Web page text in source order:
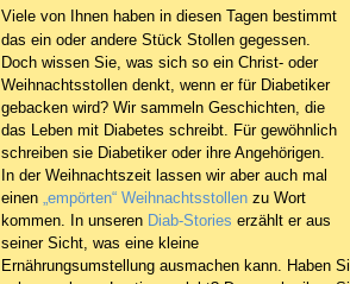
Viele von Ihnen haben in diesen Tagen bestimmt
das ein oder andere Stück Stollen gegessen.
Doch wissen Sie, was sich so ein Christ- oder
Weihnachtsstollen denkt, wenn er für Diabetiker
gebacken wird? Wir sammeln Geschichten, die
das Leben mit Diabetes schreibt. Für gewöhnlich
schreiben sie Diabetiker oder ihre Angehörigen.
In der Weihnachtszeit lassen wir aber auch mal
einen „empörten“ Weihnachtsstollen zu Wort
kommen. In unseren Diab-Stories erzählt er aus
seiner Sicht, was eine kleine
Ernährungsumstellung ausmachen kann. Haben